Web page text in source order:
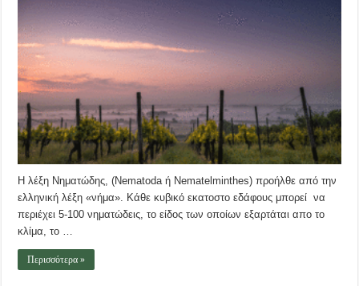
Η λέξη Νηματώδης, (Nematoda ή Nematelminthes) προήλθε από την
ελληνική λέξη «νήμα». Κάθε κυβικό εκατοστο εδάφους μπορεί να
περιέχει 5‐100 νηματώδεις, το είδος των οποίων εξαρτάται απο το
κλίμα, το …
Περισσότερα »